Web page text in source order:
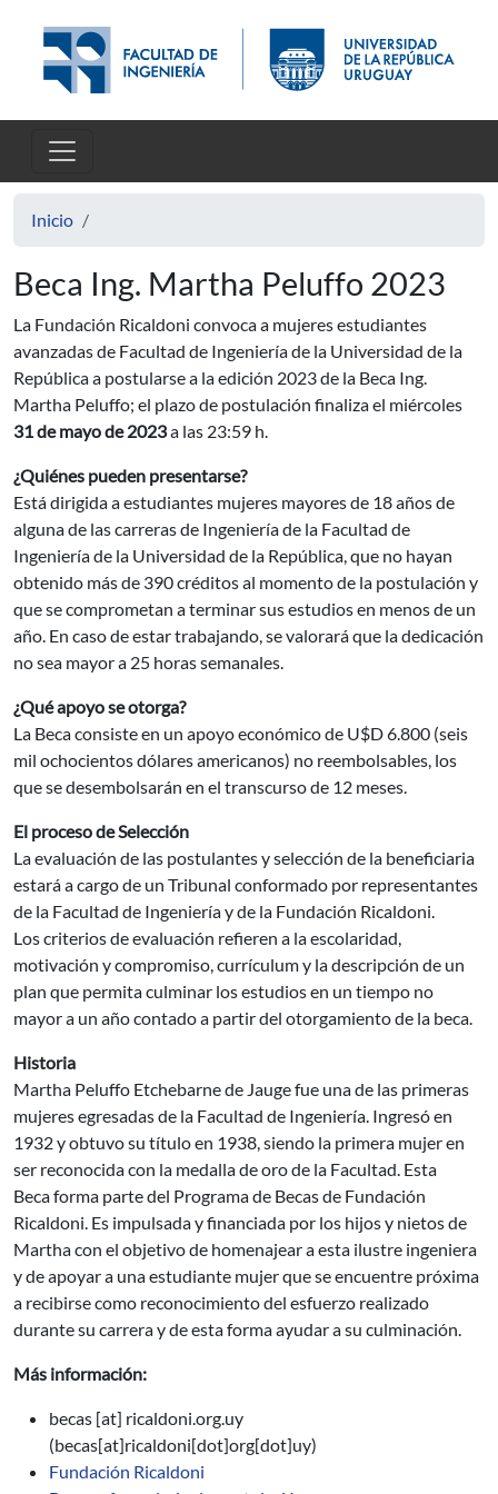
Inicio
Beca Ing. Martha Peluffo 2023
La Fundación Ricaldoni convoca a mujeres estudiantes
avanzadas de Facultad de Ingeniería de la Universidad de la
República a postularse a la edición 2023 de la Beca Ing.
Martha Peluffo; el plazo de postulación finaliza el miércoles
31 de mayo de 2023a las 23:59 h.
¿Quiénes pueden presentarse?
Está dirigida a estudiantes mujeres mayores de 18 años de
alguna de las carreras de Ingeniería de la Facultad de
Ingeniería de la Universidad de la República, que no hayan
obtenido más de 390 créditos al momento de la postulación y
que se comprometan a terminar sus estudios en menos de un
año. En caso de estar trabajando, se valorará que la dedicación
no sea mayor a 25 horas semanales.
¿Qué apoyo se otorga?
La Beca consiste en un apoyo económico de U$D 6.800 (seis
mil ochocientos dólares americanos) no reembolsables, los
que se desembolsarán en el transcurso de 12 meses.
El proceso de Selección
La evaluación de las postulantes y selección de la beneficiaria
estará a cargo de un Tribunal conformado por representantes
de la Facultad de Ingeniería y de la Fundación Ricaldoni.
Los criterios de evaluación refieren a la escolaridad,
motivación y compromiso, currículum y la descripción de un
plan que permita culminar los estudios en un tiempo no
mayor a un año contado a partir del otorgamiento de la beca.
Historia
Martha Peluffo Etchebarne de Jauge fue una de las primeras
mujeres egresadas de la Facultad de Ingeniería. Ingresó en
1932 y obtuvo su título en 1938, siendo la primera mujer en
ser reconocida con la medalla de oro de la Facultad. Esta
Beca forma parte del Programa de Becas de Fundación
Ricaldoni. Es impulsada y financiada por los hijos y nietos de
Martha con el objetivo de homenajear a esta ilustre ingeniera
y de apoyar a una estudiante mujer que se encuentre próxima
a recibirse como reconocimiento del esfuerzo realizado
durante su carrera y de esta forma ayudar a su culminación.
Más información:
becas [at] ricaldoni.org.uy
(becas[at]ricaldoni[dot]org[dot]uy)
Fundación Ricaldoni